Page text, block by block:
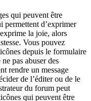
qui peuvent être
permettent d’exprimer
la joie, alors
Vous pouvez
depuis le formulaire
pas abuser des
rendre un message
de l’éditer ou de le
du forum peut
qui peuvent être